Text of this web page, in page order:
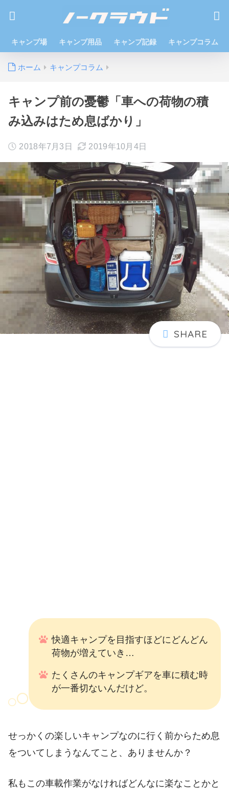
キャンプ場 キャンプ用品 キャンプ記録 キャンプコラム
ホーム キャンプコラム
キャンプ前の憂鬱「車への荷物の積
み込みはため息ばかり」
2018年7月3日 2019年10月4日
快適キャンプを目指すほどにどんどん
荷物が増えていき…
たくさんのキャンプギアを車に積む時
が一番切ないんだけど。
せっかくの楽しいキャンプなのに行く前からため息
をついてしまうなんてこと、ありませんか？
私もこの車載作業がなければどんなに楽なことかと